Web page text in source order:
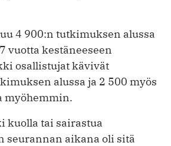
4 900:n tutkimuksen alussa
vuotta kestäneeseen
osallistujat kävivät
alussa ja 2 500 myös
myöhemmin.
kuolla tai sairastua
seurannan aikana oli sitä